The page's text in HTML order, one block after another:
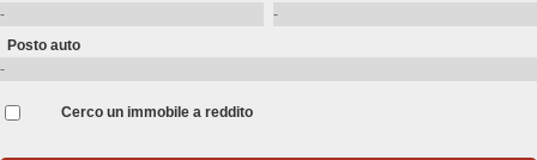
Posto auto
Cerco un immobile a reddito